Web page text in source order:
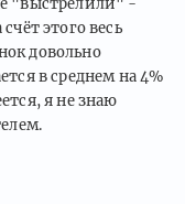
"выстрелили" -
этого весь
довольно
в среднем на 4%
я не знаю